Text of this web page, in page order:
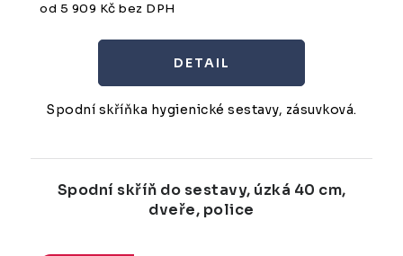
od 5 909 Kč bez DPH
Spodní skříňka hygienické sestavy, zásuvková.
Spodní skříň do sestavy, úzká 40 cm,
dveře, police